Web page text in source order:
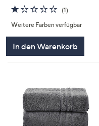
1.0
von
5
(1)
Weitere Farben verfügbar
In den Warenkorb